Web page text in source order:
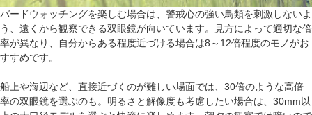
バードウォッチングを楽しむ場合は、警戒心の強い鳥類を刺激しないよ
う、遠くから観察できる双眼鏡が向いています。見方によって適切な倍
率が異なり、自分からある程度近づける場合は8～12倍程度のモノがお
すすめです。
船上や海辺など、直接近づくのが難しい場面では、30倍のような高倍
率の双眼鏡を選ぶのも。明るさと解像度も考慮したい場合は、30mm以